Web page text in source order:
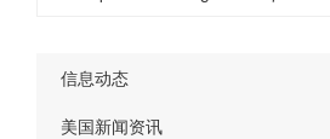
信息动态
美国新闻资讯